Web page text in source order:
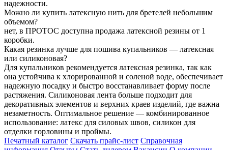
надежности.
Можно ли купить латексную нить для бретелей небольшим
объемом?
нет, в ПРОТОС доступна продажа латексной резины от 1
коробки.
Какая резинка лучше для пошива купальников — латексная
или силиконовая?
Для купальников рекомендуется латексная резинка, так как
она устойчива к хлорированной и соленой воде, обеспечивает
надежную посадку и быстро восстанавливает форму после
растяжения. Силиконовая лента больше подходит для
декоративных элементов и верхних краев изделий, где важна
незаметность. Оптимальное решение — комбинированное
использование: латекс для силовых швов, силикон для
отделки горловины и проймы.
Печатный каталог Скачать прайс-лист Справочная